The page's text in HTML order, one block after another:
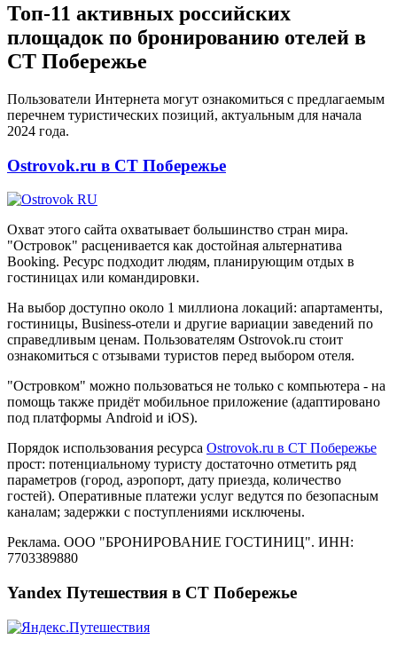
Топ-11 активных российских
площадок по бронированию отелей в
СТ Побережье
Пользователи Интернета могут ознакомиться с предлагаемым
перечнем туристических позиций, актуальным для начала
2024 года.
Ostrovok.ru в СТ Побережье
Охват этого сайта охватывает большинство стран мира.
"Островок" расценивается как достойная альтернатива
Booking. Ресурс подходит людям, планирующим отдых в
гостиницах или командировки.
На выбор доступно около 1 миллиона локаций: апартаменты,
гостиницы, Business-отели и другие вариации заведений по
справедливым ценам. Пользователям Ostrovok.ru стоит
ознакомиться с отзывами туристов перед выбором отеля.
"Островком" можно пользоваться не только с компьютера - на
помощь также придёт мобильное приложение (адаптировано
под платформы Android и iOS).
Порядок использования ресурса Ostrovok.ru в СТ Побережье
прост: потенциальному туристу достаточно отметить ряд
параметров (город, аэропорт, дату приезда, количество
гостей). Оперативные платежи услуг ведутся по безопасным
каналам; задержки с поступлениями исключены.
Реклама. ООО "БРОНИРОВАНИЕ ГОСТИНИЦ". ИНН:
7703389880
Yandex Путешествия в СТ Побережье